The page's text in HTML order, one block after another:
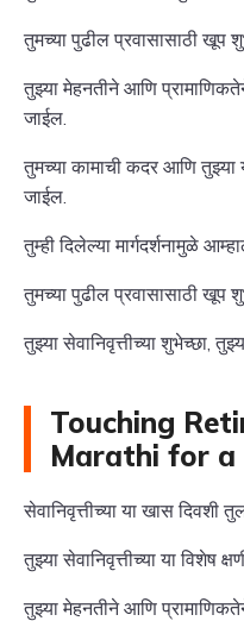
तुमच्या पुढील प्रवासासाठी खूप
तुझ्या मेहनतीने आणि
जाईल.
तुमच्या कामाची कदर आणि तुझ्या
जाईल.
तुम्ही दिलेल्या मार्गदर्शनामुळे
तुमच्या पुढील प्रवासासाठी खूप
तुझ्या सेवानिवृत्तीच्या शुभेच्छा,
Touching
Marathi for a
सेवानिवृत्तीच्या या खास दिवशी
तुझ्या सेवानिवृत्तीच्या या विशेष
तुझ्या मेहनतीने आणि